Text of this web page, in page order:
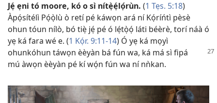
Jẹ́ ẹni tó moore, kó o sì nítẹ̀ẹ́lọ́rùn. (1 Tẹs. 5:18)
Àpọ́sítélì Pọ́ọ̀lù ò retí pé káwọn ará ní Kọ́ríńtì pèsè
ohun tóun nílò, bó tiẹ̀ jẹ́ pé ó lẹ́tọ̀ọ́ láti béèrè, torí náà ó
yẹ ká fara wé e. (1 Kọ́r. 9:11-14) Ó yẹ ká mọyì
ohunkóhun táwọn èèyàn bá fún wa, ká má sì fipá
mú àwọn èèyàn pé kí wọ́n fún wa ní nǹkan.